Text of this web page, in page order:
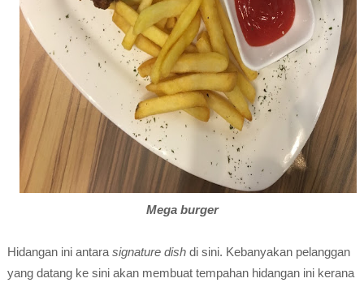
Mega burger
Hidangan ini antarasignature dishdi sini. Kebanyakan pelanggan
yang datang ke sini akan membuat tempahan hidangan ini kerana